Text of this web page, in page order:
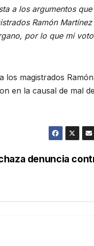
a los argumentos
Ramón
por lo que mi
magistrados
en la causal de mal
denuncia